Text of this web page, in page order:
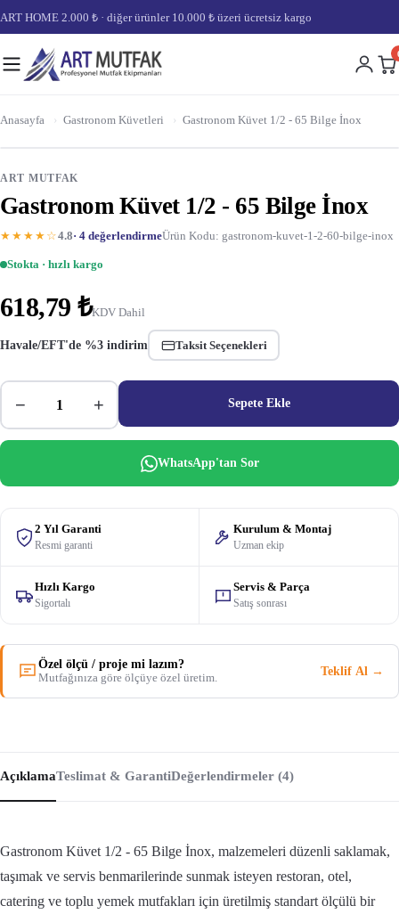
ART HOME 2.000 ₺ · diğer ürünler 10.000 ₺ üzeri ücretsiz kargo
Anasayfa › Gastronom Küvetleri › Gastronom Küvet 1/2 - 65 Bilge İnox
ART MUTFAK
Gastronom Küvet 1/2 - 65 Bilge İnox
★★★★☆4.8· 4 değerlendirmeÜrün Kodu: gastronom-kuvet-1-2-60-bilge-inox
Stokta · hızlı kargo
618,79 ₺KDV Dahil
Havale/EFT'de %3 indirim Taksit Seçenekleri
− + Sepete Ekle
WhatsApp'tan Sor
2 Yıl Garanti
Resmi garanti
Kurulum & Montaj
Uzman ekip
Hızlı Kargo
Sigortalı
Servis & Parça
Satış sonrası
Özel ölçü / proje mi lazım?
Mutfağınıza göre ölçüye özel üretim.
Teklif Al →
AçıklamaTeslimat & GarantiDeğerlendirmeler (4)
Gastronom Küvet 1/2 - 65 Bilge İnox, malzemeleri düzenli saklamak,
taşımak ve servis benmarilerinde sunmak isteyen restoran, otel,
catering ve toplu yemek mutfakları için üretilmiş standart ölçülü bir